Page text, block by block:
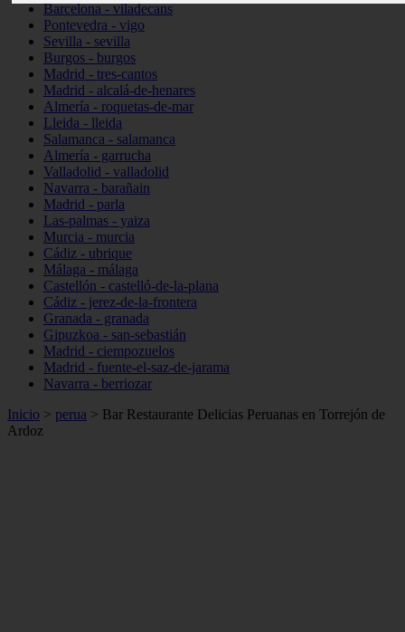
Barcelona - viladecans
Pontevedra - vigo
Sevilla - sevilla
Burgos - burgos
Madrid - tres-cantos
Madrid - alcalá-de-henares
Almería - roquetas-de-mar
Lleida - lleida
Salamanca - salamanca
Almería - garrucha
Valladolid - valladolid
Navarra - barañain
Madrid - parla
Las-palmas - yaiza
Murcia - murcia
Cádiz - ubrique
Málaga - málaga
Castellón - castelló-de-la-plana
Cádiz - jerez-de-la-frontera
Granada - granada
Gipuzkoa - san-sebastián
Madrid - ciempozuelos
Madrid - fuente-el-saz-de-jarama
Navarra - berriozar
Inicio > perua > Bar Restaurante Delicias Peruanas en Torrejón de
Ardoz